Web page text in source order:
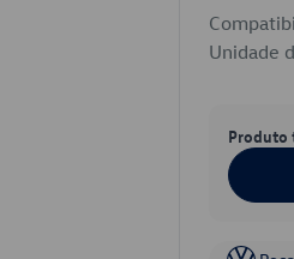
Unidade
Produto